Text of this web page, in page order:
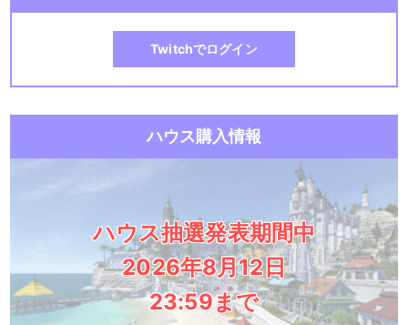
Twitchでログイン
ハウス購入情報
ハウス抽選発表期間中
2026年8月12日
23:59まで